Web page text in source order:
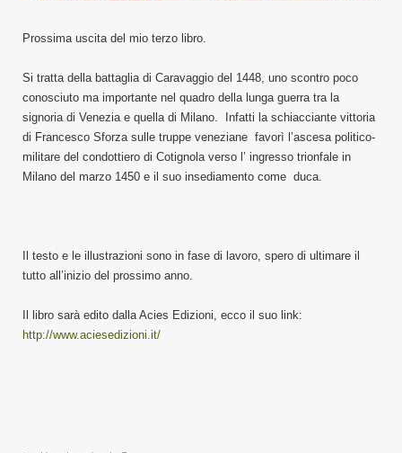
Prossima uscita del mio terzo libro.
Si tratta della battaglia di Caravaggio del 1448, uno scontro poco
conosciuto ma importante nel quadro della lunga guerra tra la
signoria di Venezia e quella di Milano. Infatti la schiacciante vittoria
di Francesco Sforza sulle truppe veneziane favorì l’ascesa politico-
militare del condottiero di Cotignola verso l’ ingresso trionfale in
Milano del marzo 1450 e il suo insediamento come duca.
Il testo e le illustrazioni sono in fase di lavoro, spero di ultimare il
tutto all’inizio del prossimo anno.
Il libro sarà edito dalla Acies Edizioni, ecco il suo link:
http://www.aciesedizioni.it/